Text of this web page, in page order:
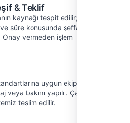
& Teklif
kaynağı tespit edilir; gerekli
süre konusunda şeffaf bir
Onay vermeden işlem
uygun ekipmanla
veya bakım yapılır. Çalışma
teslim edilir.